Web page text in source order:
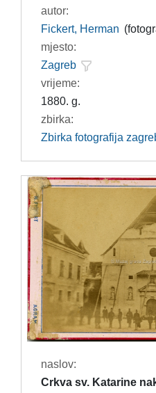
autor:
Fickert, Herman
mjesto:
Zagreb
vrijeme:
1880. g.
zbirka:
Zbirka fotografija
naslov:
Crkva sv. Katarine